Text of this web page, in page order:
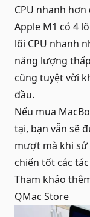
CPU nhanh
Apple M1 có 4
lõi CPU nhanh
năng lượng
cũng tuyệt vời
đầu.
Nếu mua
tại, bạn vẫn sẽ
mượt mà khi sử
chiến tốt các
Tham khảo
QMac Store